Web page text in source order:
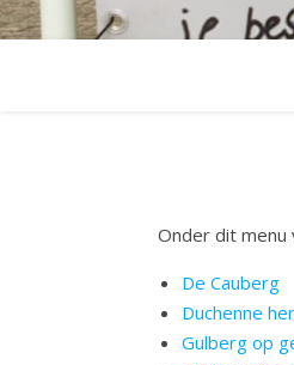
Onder dit menu
De Cauberg
Duchenne
Gulberg op